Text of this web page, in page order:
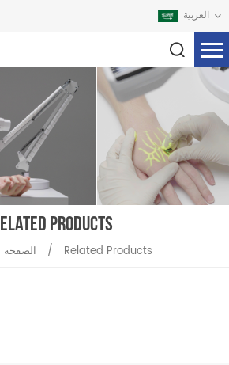
العربية
PRODUCTS
الصفحة / Related Products